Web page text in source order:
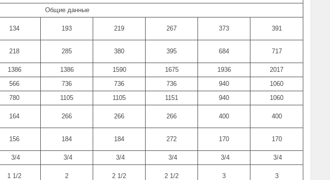
Общие данные
134 193 219 267 373 391
218 285 380 395 684 717
1386 1386 1590 1675 1936
2017
566 736 736 736 940
1060
780 1105 1105 1151 940
1060
164 266 266 266 400 400
156 184 184 272 170 170
3/4 3/4 3/4 3/4 3/4
3/4
1 1/2 2 2 1/2 2 1/2 3 3